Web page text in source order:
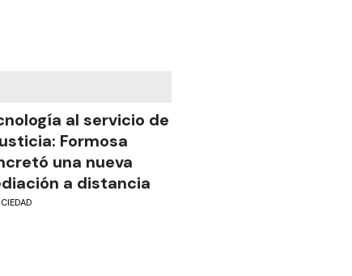
al servicio de
Formosa
una nueva
a distancia